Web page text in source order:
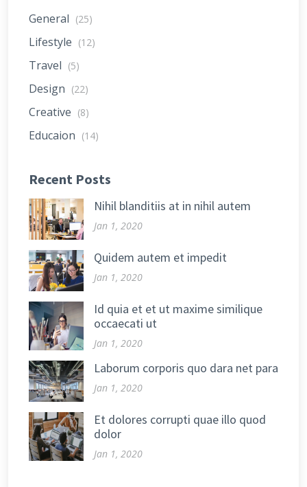
General (25)
Lifestyle (12)
Travel (5)
Design (22)
Creative (8)
Educaion (14)
Recent Posts
Nihil blanditiis at in nihil autem
Jan 1, 2020
Quidem autem et impedit
Jan 1, 2020
Id quia et et ut maxime similique
occaecati ut
Jan 1, 2020
Laborum corporis quo dara net para
Jan 1, 2020
Et dolores corrupti quae illo quod
dolor
Jan 1, 2020